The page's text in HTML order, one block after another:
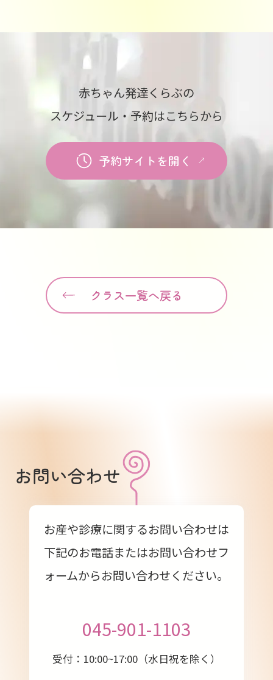
赤ちゃん発達くらぶの
スケジュール・予約はこちらから
予約サイトを開く
クラス一覧へ戻る
お問い合わせ
お産や診療に関するお問い合わせは
下記のお電話またはお問い合わせフ
ォームからお問い合わせください。
045-901-1103
受付：10:00~17:00（水日祝を除く）